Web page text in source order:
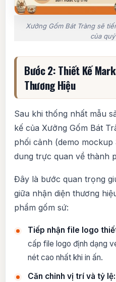
Xưởng Gốm Bát Tràng sẽ
của
Bước 2: Thiết Kế
Thương Hiệu
Sau khi thống nhất mẫu
kế của Xưởng Gốm Bát
phối cảnh (demo
dung trực quan về thành
Đây là bước quan trọng
giữa nhận diện thương
phẩm gốm sứ:
Tiếp nhận file logo
cấp file logo định dạng
nét cao nhất khi in ấn.
Căn chỉnh vị trí và tỷ lệ: